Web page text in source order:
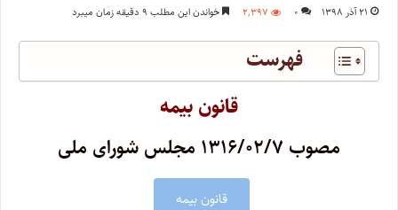
۲۱ آذر ۱۳۹۸ ۰ ۲,۳۹۷ خواندن این مطلب ۹ دقیقه زمان میبرد
فهرست
قانون بیمه
مصوب ۱۳۱۶/۰۲/۷ مجلس شورای ملی
قانون بیمه